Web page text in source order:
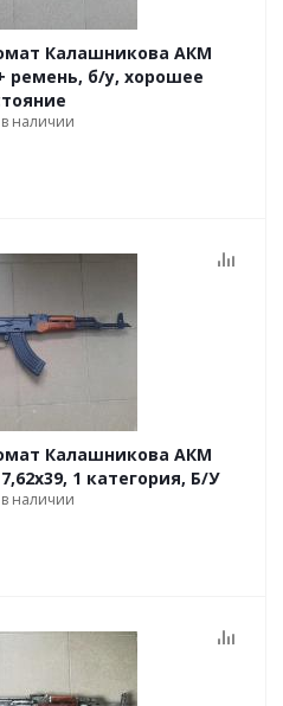
Калашникова АКМ
ремень, б/у, хорошее
наличии
Калашникова АКМ
1 категория, Б/У
наличии